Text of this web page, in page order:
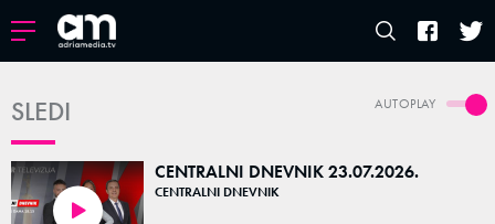
AUTOPLAY
SLEDI
CENTRALNI DNEVNIK 23.07.2026.
CENTRALNI DNEVNIK